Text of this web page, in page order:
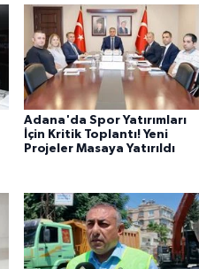
Adana'da Spor Yatırımları
İçin Kritik Toplantı! Yeni
Projeler Masaya Yatırıldı